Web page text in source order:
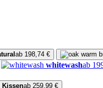
ab 198,74 €
whitewashab
Kissenab 259,99 €